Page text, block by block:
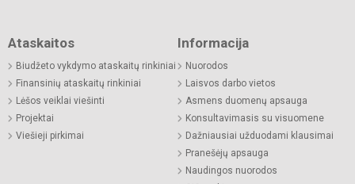
Ataskaitos
Biudžeto vykdymo ataskaitų rinkiniai
Finansinių ataskaitų rinkiniai
Lėšos veiklai viešinti
Projektai
Viešieji pirkimai
Informacija
Nuorodos
Laisvos darbo vietos
Asmens duomenų apsauga
Konsultavimasis su visuomene
Dažniausiai užduodami klausimai
Pranešėjų apsauga
Naudingos nuorodos